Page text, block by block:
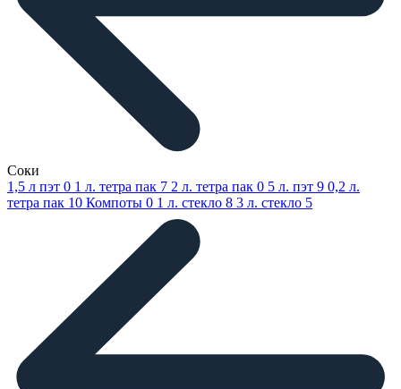
Соки
1,5 л пэт 0 1 л. тетра пак 7 2 л. тетра пак 0 5 л. пэт 9 0,2 л.
тетра пак 10 Компоты 0 1 л. стекло 8 3 л. стекло 5